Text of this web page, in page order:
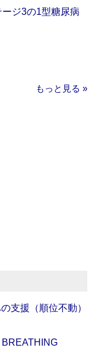
ジ3の1型糖尿病
もっと見る »
支援（順位不動）
BREATHING